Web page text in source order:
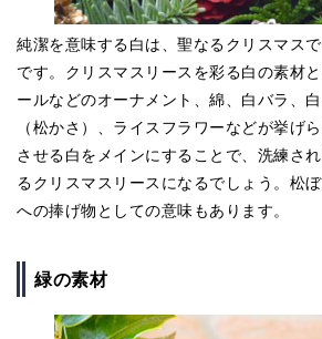
純潔を意味する白は、聖なるクリスマス
です。クリスマスリースを彩る白の素材
ールなどのオーナメント、綿、白バラ、
（松かさ）、ライスフラワーなどが挙げ
させる白をメインにすることで、洗練さ
るクリスマスリースになるでしょう。松
への捧げ物としての意味もあります。
緑の素材